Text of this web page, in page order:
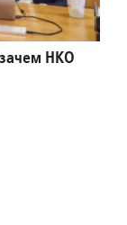
НКО